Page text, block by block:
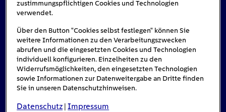
Das könnte Sie auch interessieren
zustimmungspflichtigen Cookies und Technologien
verwendet.
Über den Button "Cookies selbst festlegen" können Sie
weitere Informationen zu den Verarbeitungszwecken
abrufen und die eingesetzten Cookies und Technologien
individuell konfigurieren. Einzelheiten zu den
Widerrufsmöglichkeiten, den eingesetzten Technologien
sowie Informationen zur Datenweitergabe an Dritte finden
Sie in unseren Datenschutzhinweisen.
Datenschutz |Impressum